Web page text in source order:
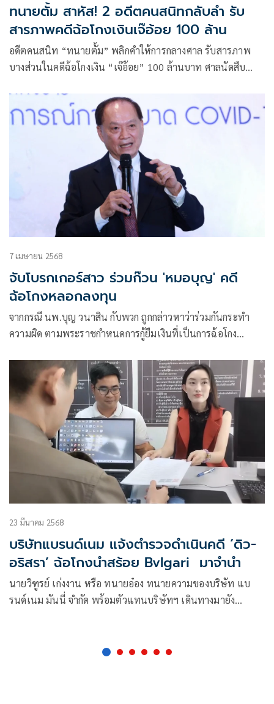
ทนายตั้ม สาหัส! 2 อดีตคนสนิทกลับลำ รับ
สารภาพคดีฉ้อโกงเงินเจ๊อ้อย 100 ล้าน
อดีตคนสนิท “ทนายตั้ม” พลิกคำให้การกลางศาล รับสารภาพ
บางส่วนในคดีฉ้อโกงเงิน “เจ๊อ้อย” 100 ล้านบาท ศาลนัดสืบ
ปฏิบัติตามคำสั่งอย่างเคร่งครัด
7 เมษายน 2568
จับโบรกเกอร์สาว ร่วมก๊วน 'หมอบุญ' คดี
ฉ้อโกงหลอกลงทุน
จากกรณี นพ.บุญ วนาสิน กับพวก ถูกกล่าวหาว่าร่วมกันกระทำ
ความผิด ตามพระราชกำหนดการกู้ยืมเงินที่เป็นการฉ้อโกง
ระราชบัญญัติป้องกันและปราบปรามการฟอกเงิน พ.ศ. 2542
และที่แก้ไขเพิ่มเติม และความผิดอื่น ที่เกี่ยวข้อง เป็นคดีพิเศษที่
136/2567 เมื่อวันที่ 27 ธ.ค. 2567 ที่ผ่านมา
23 มีนาคม 2568
บริษัทแบรนด์เนม แจ้งตำรวจดำเนินคดี ‘ดิว-
อริสรา’ ฉ้อโกงนำสร้อย Bvlgari มาจำนำ
นายวิฑูรย์ เก่งงาน หรือ ทนายอ๋อง ทนายความของบริษัท แบ
รนด์เนม มันนี่ จำกัด พร้อมตัวแทนบริษัทฯ เดินทางมายัง